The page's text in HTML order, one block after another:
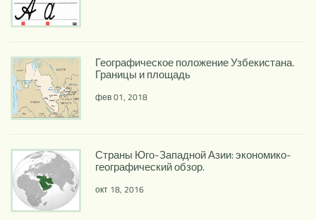
Географическое положение Узбекистана.
Границы и площадь
фев 01, 2018
Страны Юго-Западной Азии: экономико-
географический обзор.
окт 18, 2016